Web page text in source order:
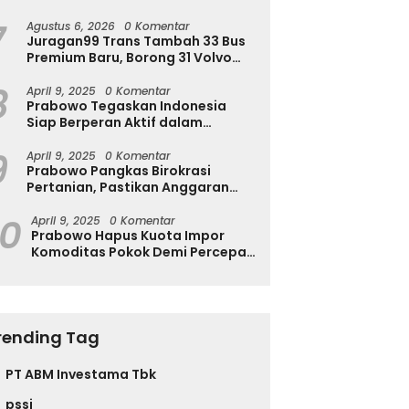
Agustus 6, 2026 0 Komentar
Juragan99 Trans Tambah 33 Bus
Premium Baru, Borong 31 Volvo
di GIIAS 2026
April 9, 2025 0 Komentar
Prabowo Tegaskan Indonesia
Siap Berperan Aktif dalam
April 9, 2025 0 Komentar
Prabowo Pangkas Birokrasi
Pertanian, Pastikan Anggaran
April 9, 2025 0 Komentar
Prabowo Hapus Kuota Impor
Komoditas Pokok Demi Percepat
Tag
PT ABM Investama Tbk
pssi